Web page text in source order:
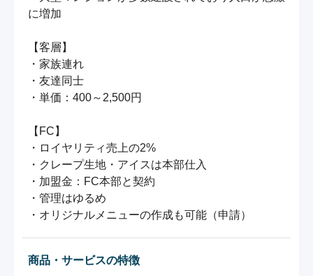
に増加
【客層】
・家族連れ
・友達同士
・単価：400～2,500円
【FC】
・ロイヤリティ売上の2%
・クレープ生地・アイスは本部仕入
・加盟金：FC本部と契約
・管理はゆるめ
・オリジナルメニューの作成も可能（申請）
商品・サービスの特徴